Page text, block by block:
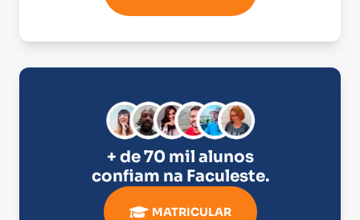
+ de 70 mil alunos
confiam na Faculeste.
MATRICULAR